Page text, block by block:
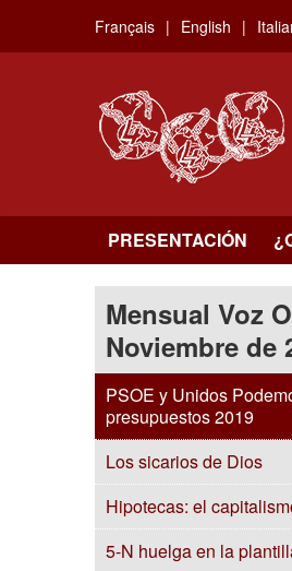
main
Français English
PRESENTACIÓN
Mensual Voz
Noviembre de
PSOE y Unidos
presupuestos 2019
Los sicarios de Dios
Hipotecas: el
5-N huelga en la